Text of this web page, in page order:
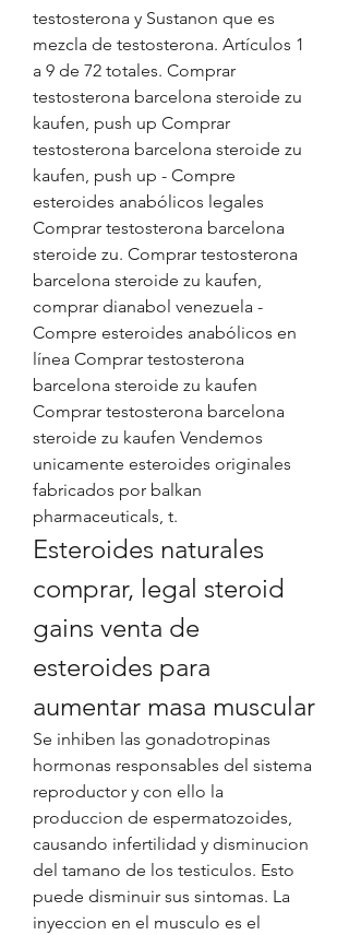
testosterona y Sustanon que es
mezcla de testosterona. Artículos 1
a 9 de 72 totales. Comprar
testosterona barcelona steroide zu
kaufen, push up Comprar
testosterona barcelona steroide zu
kaufen, push up - Compre
esteroides anabólicos legales
Comprar testosterona barcelona
steroide zu. Comprar testosterona
barcelona steroide zu kaufen,
comprar dianabol venezuela -
Compre esteroides anabólicos en
línea Comprar testosterona
barcelona steroide zu kaufen
Comprar testosterona barcelona
steroide zu kaufen Vendemos
unicamente esteroides originales
fabricados por balkan
pharmaceuticals, t.
Esteroides naturales
comprar, legal steroid
gains venta de
esteroides para
aumentar masa muscular
Se inhiben las gonadotropinas
hormonas responsables del sistema
reproductor y con ello la
produccion de espermatozoides,
causando infertilidad y disminucion
del tamano de los testiculos. Esto
puede disminuir sus sintomas. La
inyeccion en el musculo es el